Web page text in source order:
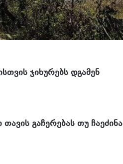
ჯიხურებს დგამენ
გაჩერებას თუ ჩაეძინა